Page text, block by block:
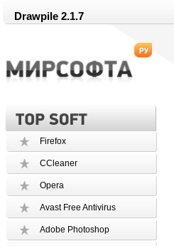
Drawpile 2.1.7
Firefox
CCleaner
Opera
Avast Free Antivirus
Adobe Photoshop